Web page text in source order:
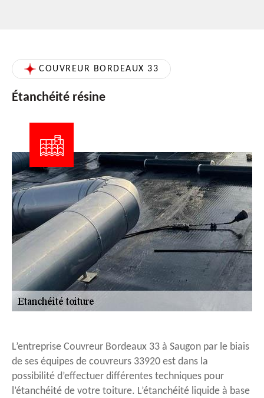
COUVREUR BORDEAUX 33
Étanchéité résine
L’entreprise Couvreur Bordeaux 33 à Saugon par le biais
de ses équipes de couvreurs 33920 est dans la
possibilité d’effectuer différentes techniques pour
l’étanchéité de votre toiture. L’étanchéité liquide à base